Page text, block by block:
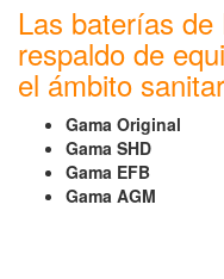
Las baterías
respaldo de
el ámbito
Gama Original
Gama SHD
Gama EFB
Gama AGM